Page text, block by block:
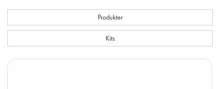
Produkter
Kits